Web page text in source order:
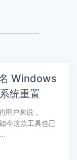
Windows
统重置
用户来说，
今这款工具也已